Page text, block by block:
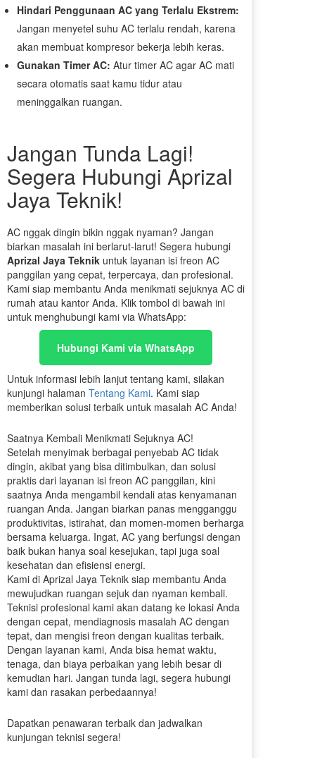
Hindari Penggunaan AC yang Terlalu Ekstrem:
Jangan menyetel suhu AC terlalu rendah, karena
akan membuat kompresor bekerja lebih keras.
Gunakan Timer AC: Atur timer AC agar AC mati
secara otomatis saat kamu tidur atau
meninggalkan ruangan.
Jangan Tunda Lagi!
Segera Hubungi Aprizal
Jaya Teknik!
AC nggak dingin bikin nggak nyaman? Jangan
biarkan masalah ini berlarut-larut! Segera hubungi
Aprizal Jaya Teknik untuk layanan isi freon AC
panggilan yang cepat, terpercaya, dan profesional.
Kami siap membantu Anda menikmati sejuknya AC di
rumah atau kantor Anda. Klik tombol di bawah ini
untuk menghubungi kami via WhatsApp:
Hubungi Kami via WhatsApp
Untuk informasi lebih lanjut tentang kami, silakan
kunjungi halaman Tentang Kami. Kami siap
memberikan solusi terbaik untuk masalah AC Anda!
Saatnya Kembali Menikmati Sejuknya AC!
Setelah menyimak berbagai penyebab AC tidak
dingin, akibat yang bisa ditimbulkan, dan solusi
praktis dari layanan isi freon AC panggilan, kini
saatnya Anda mengambil kendali atas kenyamanan
ruangan Anda. Jangan biarkan panas mengganggu
produktivitas, istirahat, dan momen-momen berharga
bersama keluarga. Ingat, AC yang berfungsi dengan
baik bukan hanya soal kesejukan, tapi juga soal
kesehatan dan efisiensi energi.
Kami di Aprizal Jaya Teknik siap membantu Anda
mewujudkan ruangan sejuk dan nyaman kembali.
Teknisi profesional kami akan datang ke lokasi Anda
dengan cepat, mendiagnosis masalah AC dengan
tepat, dan mengisi freon dengan kualitas terbaik.
Dengan layanan kami, Anda bisa hemat waktu,
tenaga, dan biaya perbaikan yang lebih besar di
kemudian hari. Jangan tunda lagi, segera hubungi
kami dan rasakan perbedaannya!
Dapatkan penawaran terbaik dan jadwalkan
kunjungan teknisi segera!